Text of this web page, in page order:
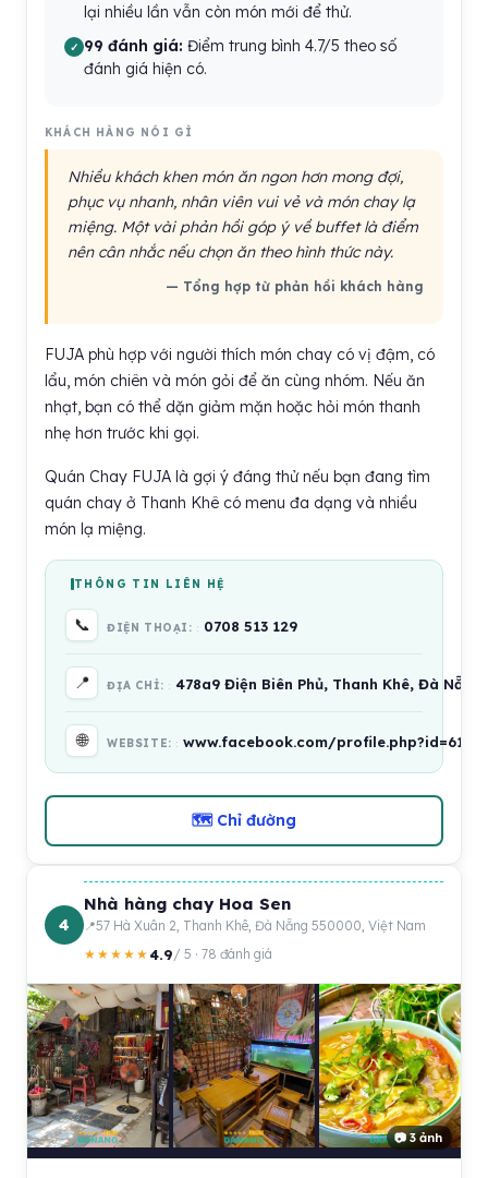
lại nhiều lần vẫn còn món mới để thử.
99 đánh giá: Điểm trung bình 4.7/5 theo số
đánh giá hiện có.
KHÁCH HÀNG NÓI GÌ
Nhiều khách khen món ăn ngon hơn mong đợi,
phục vụ nhanh, nhân viên vui vẻ và món chay lạ
miệng. Một vài phản hồi góp ý về buffet là điểm
nên cân nhắc nếu chọn ăn theo hình thức này.
— Tổng hợp từ phản hồi khách hàng
FUJA phù hợp với người thích món chay có vị đậm, có
lẩu, món chiên và món gỏi để ăn cùng nhóm. Nếu ăn
nhạt, bạn có thể dặn giảm mặn hoặc hỏi món thanh
nhẹ hơn trước khi gọi.
Quán Chay FUJA là gợi ý đáng thử nếu bạn đang tìm
quán chay ở Thanh Khê có menu đa dạng và nhiều
món lạ miệng.
THÔNG TIN LIÊN HỆ
📞 ĐIỆN THOẠI: 0708 513 129
📍 ĐỊA CHỈ: 478a9 Điện Biên Phủ, Thanh Khê, Đà
🌐 WEBSITE: www.facebook.com/
🗺 Chỉ đường
4
Nhà hàng chay Hoa Sen
57 Hà Xuân 2, Thanh Khê, Đà Nẵng 550000, Việt Nam
★★★★★4.9/ 5 · 78 đánh giá
📷 3 ảnh